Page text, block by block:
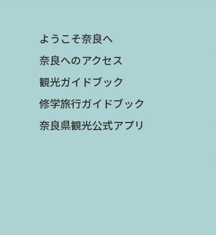
ようこそ奈良へ
奈良へのアクセス
観光ガイドブック
修学旅行ガイドブック
奈良県観光公式アプリ